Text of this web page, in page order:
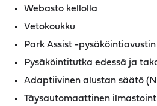
Webasto kellolla
Vetokoukku
Park Assist -pysäköintiavustin
Pysäköintitutka edessä ja
Adaptiivinen alustan säätö
Täysautomaattinen